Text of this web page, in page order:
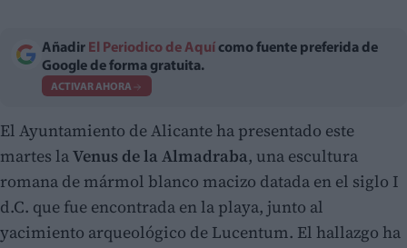
Añadir El Periodico de Aquí como fuente preferida de
Google de forma gratuita.
ACTIVAR AHORA
El Ayuntamiento de Alicante ha presentado este
martes laVenus de la Almadraba, una escultura
romana de mármol blanco macizo datada en el siglo I
d.C. que fue encontrada en la playa, junto al
yacimiento arqueológico de Lucentum. El hallazgo ha